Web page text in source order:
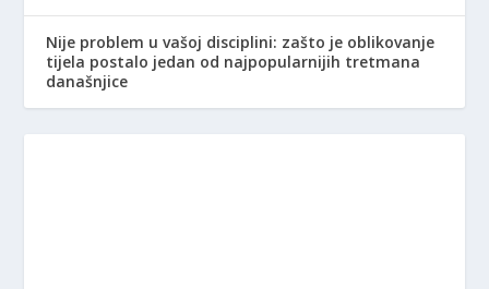
Nije problem u vašoj disciplini: zašto je oblikovanje
tijela postalo jedan od najpopularnijih tretmana
današnjice